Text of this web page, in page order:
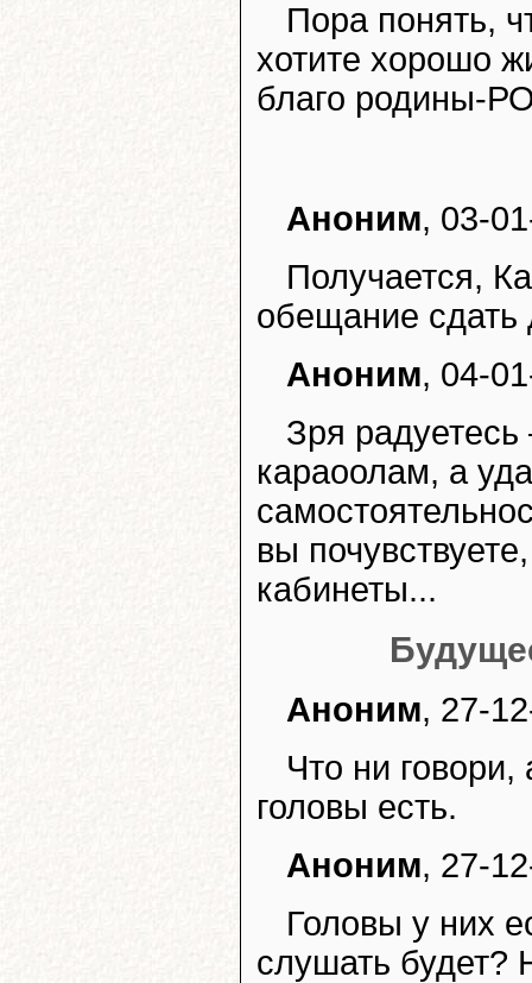
Пора понять,
хотите хорошо
благо родины-
Аноним, 03-
Получается,
обещание сдать
Аноним, 04-
Зря
караоолам, а
вы
кабинеты...
Аноним, 27-
Что ни
головы есть.
Аноним, 27-
Головы у них
слушать